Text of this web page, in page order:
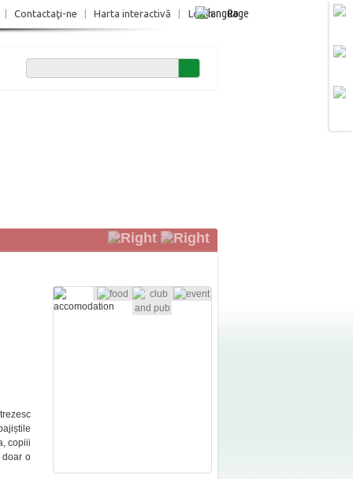
Login Ro
Contactaţi-ne Harta interactivă
copiii
doar o